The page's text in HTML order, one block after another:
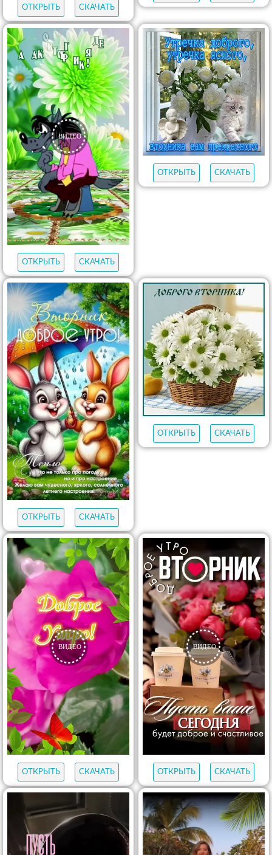
ОТКРЫТЬ СКАЧАТЬ
ОТКРЫТЬ СКАЧАТЬ
ОТКРЫТЬ СКАЧАТЬ
ОТКРЫТЬ СКАЧАТЬ
ОТКРЫТЬ СКАЧАТЬ
ОТКРЫТЬ СКАЧАТЬ ОТКРЫТЬ СКАЧАТЬ